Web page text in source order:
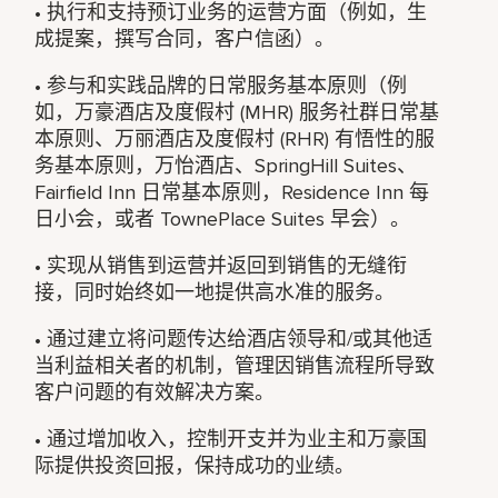
• 执行和支持预订业务的运营方面（例如，生
成提案，撰写合同，客户信函）。
• 参与和实践品牌的日常服务基本原则（例
如，万豪酒店及度假村 (MHR) 服务社群日常基
本原则、万丽酒店及度假村 (RHR) 有悟性的服
务基本原则，万怡酒店、SpringHill Suites、
Fairfield Inn 日常基本原则，Residence Inn 每
日小会，或者 TownePlace Suites 早会）。
• 实现从销售到运营并返回到销售的无缝衔
接，同时始终如一地提供高水准的服务。
• 通过建立将问题传达给酒店领导和/或其他适
当利益相关者的机制，管理因销售流程所导致
客户问题的有效解决方案。
• 通过增加收入，控制开支并为业主和万豪国
际提供投资回报，保持成功的业绩。